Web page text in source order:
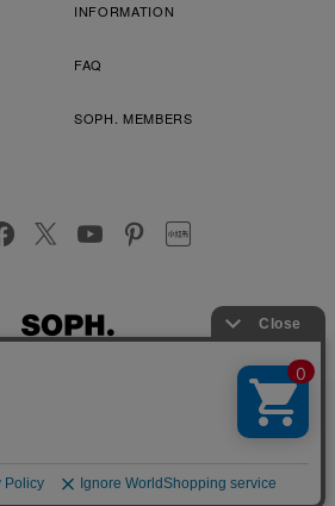
INFORMATION
FAQ
SOPH. MEMBERS
スを提供するため、cookie(クッキー)を
。 詳しくは
プライバシーポリシーを
OK